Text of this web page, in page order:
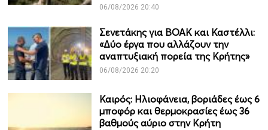
06/08/2026 20:40
Σενετάκης για ΒΟΑΚ και Καστέλλι:
«Δύο έργα που αλλάζουν την
αναπτυξιακή πορεία της Κρήτης»
06/08/2026 20:20
Καιρός: Ηλιοφάνεια, βοριάδες έως 6
μποφόρ και θερμοκρασίες έως 36
βαθμούς αύριο στην Κρήτη